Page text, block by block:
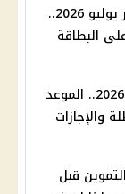
أسعار السلع التموينية لشهر يوليو 2026..
البطاقة
إجازة المولد النبوي الشريف 2026.. الموعد
والإجازات
قبل